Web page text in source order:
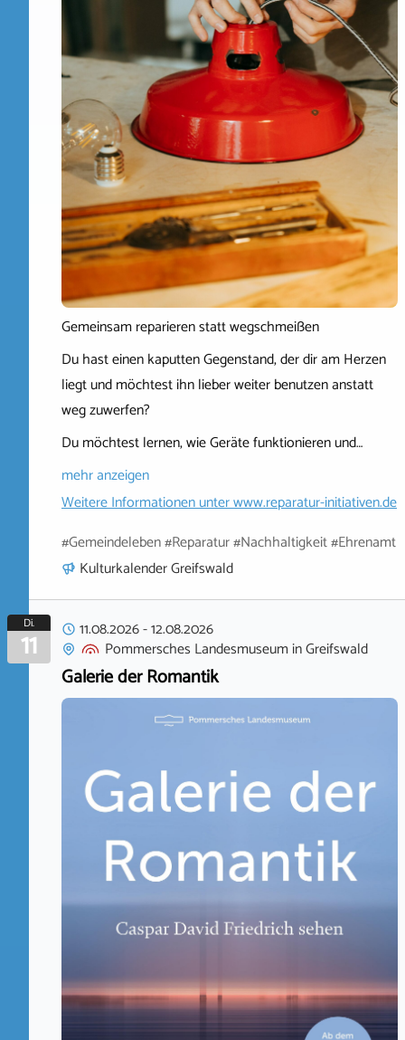
Gemeinsam reparieren statt wegschmeißen
Du hast einen kaputten Gegenstand, der dir am Herzen
liegt und möchtest ihn lieber weiter benutzen anstatt
weg zuwerfen?
Du möchtest lernen, wie Geräte funktionieren und…
mehr anzeigen
Weitere Informationen unterwww.reparatur-initiativen.de
#Gemeindeleben #Reparatur #Nachhaltigkeit #Ehrenamt
Kulturkalender Greifswald
Di.
11 11.08.2026-12.08.2026
Pommersches LandesmuseuminGreifswald
Galerie der Romantik